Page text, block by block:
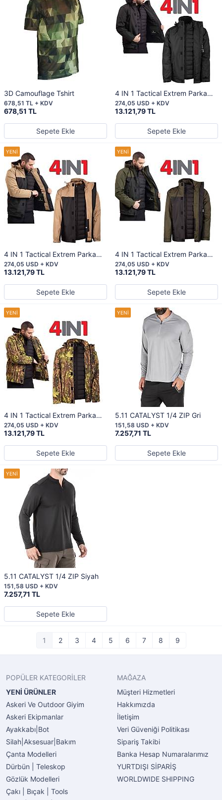
3D Camouflage Tshirt
678,51 TL
678,51 TL + KDV
Sepete Ekle
4 IN 1 Tactical Extrem Parka
Black
13.121,79 TL
274,05 USD + KDV
Sepete Ekle
4 IN 1 Tactical Extrem Parka
Black/ Coyote
13.121,79 TL
274,05 USD + KDV
Sepete Ekle
4 IN 1 Tactical Extrem Parka
Black/Green
13.121,79 TL
274,05 USD + KDV
Sepete Ekle
4 IN 1 Tactical Extrem Parka
Moak Camo
13.121,79 TL
274,05 USD + KDV
Sepete Ekle
5.11 CATALYST 1/4 ZIP Gri
7.257,71 TL
151,58 USD + KDV
Sepete Ekle
5.11 CATALYST 1/4 ZIP Siyah
7.257,71 TL
151,58 USD + KDV
Sepete Ekle
1 2 3 4 5 6 7 8 9
POPÜLER KATEGORİLER
YENİ ÜRÜNLER
Askeri Ve Outdoor Giyim
Askeri Ekipmanlar
Ayakkabı|Bot
Silah|Aksesuar|Bakım
Çanta Modelleri
Dürbün | Teleskop
Gözlük Modelleri
Çakı | Bıçak | Tools
MAĞAZA
Müşteri Hizmetleri
Hakkımızda
İletişim
Veri Güveniği Politikası
Sipariş Takibi
Banka Hesap Numaralarımız
YURTDIŞI SİPARİŞ
WORLDWIDE SHIPPING